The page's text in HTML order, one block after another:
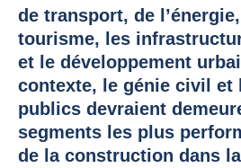
de transport, de
tourisme, les
et le développement
contexte, le génie civil et
publics devraient
segments les plus
de la construction dans